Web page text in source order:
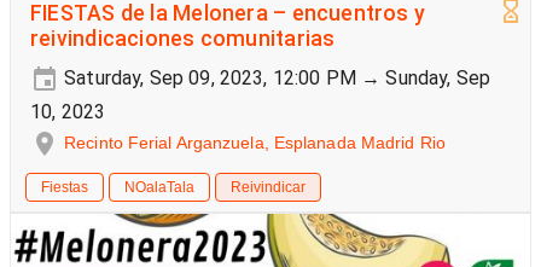
FIESTAS de la Melonera – encuentros y
reivindicaciones comunitarias
Saturday, Sep 09, 2023, 12:00 PM → Sunday, Sep
10, 2023
Recinto Ferial Arganzuela, Esplanada Madrid Rio
Fiestas NOalaTala Reivindicar